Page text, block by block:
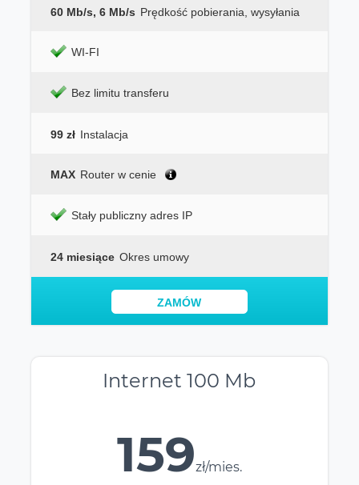
60 Mb/s, 6 Mb/s Prędkość pobierania, wysyłania
WI-FI
Bez limitu transferu
99 zł Instalacja
MAX Router w cenie
Stały publiczny adres IP
24 miesiące Okres umowy
ZAMÓW
Internet 100 Mb
159zł/mies.